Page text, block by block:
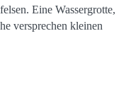
Eine Wassergrotte,
versprechen kleinen